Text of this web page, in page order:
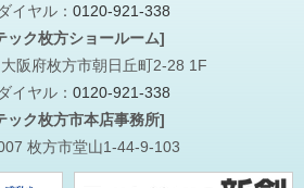
イヤル： 0120-921-338
ック枚方ショールーム]
阪府枚方市朝日丘町2-28 1F
イヤル： 0120-921-338
ック枚方市本店事務所]
枚方市堂山1-44-9-103